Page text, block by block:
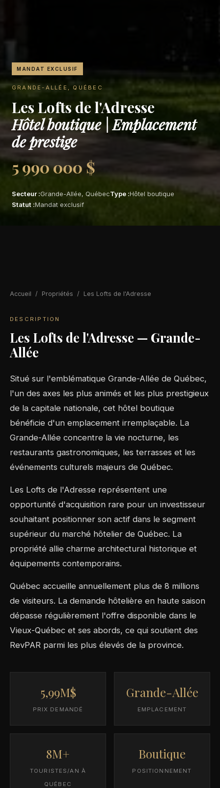
MANDAT EXCLUSIF
GRANDE-ALLÉE, QUÉBEC
Les Lofts de l'Adresse
Hôtel boutique | Emplacement
de prestige
5 990 000 $
Secteur :Grande-Allée, QuébecType :Hôtel boutique
Statut :Mandat exclusif
Accueil / Propriétés / Les Lofts de l'Adresse
DESCRIPTION
Les Lofts de l'Adresse — Grande-
Allée
Situé sur l'emblématique Grande-Allée de Québec,
l'un des axes les plus animés et les plus prestigieux
de la capitale nationale, cet hôtel boutique
bénéficie d'un emplacement irremplaçable. La
Grande-Allée concentre la vie nocturne, les
restaurants gastronomiques, les terrasses et les
événements culturels majeurs de Québec.
Les Lofts de l'Adresse représentent une
opportunité d'acquisition rare pour un investisseur
souhaitant positionner son actif dans le segment
supérieur du marché hôtelier de Québec. La
propriété allie charme architectural historique et
équipements contemporains.
Québec accueille annuellement plus de 8 millions
de visiteurs. La demande hôtelière en haute saison
dépasse régulièrement l'offre disponible dans le
Vieux-Québec et ses abords, ce qui soutient des
RevPAR parmi les plus élevés de la province.
5,99M$
PRIX DEMANDÉ
Grande-Allée
EMPLACEMENT
8M+
TOURISTES/AN À
QUÉBEC
Boutique
POSITIONNEMENT